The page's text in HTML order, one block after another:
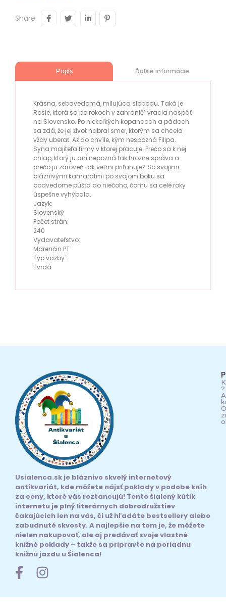
Share:
Popis Ďalšie informácie
Krásna, sebavedomá, milujúca slobodu. Taká je
Rosie, ktorá sa po rokoch v zahraničí vracia naspäť
na Slovensko. Po niekoľkých kopancoch a pádoch
sa zdá, že jej život nabral smer, ktorým sa chcela
vždy uberať. Až do chvíle, kým nespozná Filipa.
Syna majiteľa firmy v ktorej pracuje. Prečo sa k nej
chlap, ktorý ju ani nepozná tak hrozne správa a
prečo ju zároveň tak veľmi priťahuje? So svojimi
bláznivými kamarátmi po svojom boku sa
podvedome púšťa do niečoho, čomu sa celé roky
úspešne vyhýbala.
Jazyk:
Slovenský
Počet strán:
240
Vydavateľstvo:
Marenčin PT
Typ väzby:
Tvrdá
Usialenca.sk je bláznivo skvelý internetový
antikvariát, kde môžete nájsť poklady v podobe kníh
za ceny, ktoré vás roztancujú! Tento šialený kútik
internetu je plný literárnych dobrodružstiev
čakajúcich len na vás, či už hľadáte bestsellery alebo
zabudnuté skvosty. A najlepšie na tom je, že môžete
nielen nakupovať, ale aj predávať svoje vlastné
knižné poklady – takže sa pripravte na poriadnu
knižnú jazdu u Šialenca!
?